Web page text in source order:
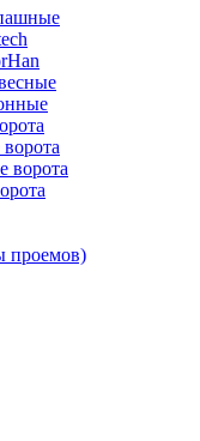
ворота
проемов)